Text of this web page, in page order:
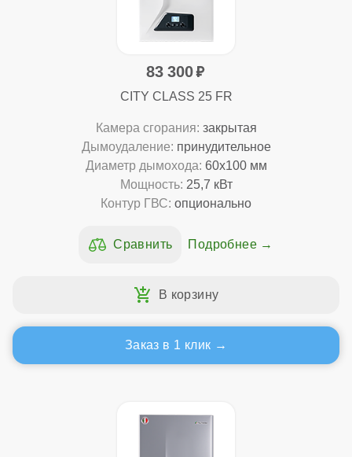
83 300
CITY CLASS 25 FR
Камера сгорания: закрытая
Дымоудаление: принудительное
Диаметр дымохода: 60x100 мм
Мощность: 25,7 кВт
Контур ГВС: опционально
Подробнее
Заказ в 1 клик